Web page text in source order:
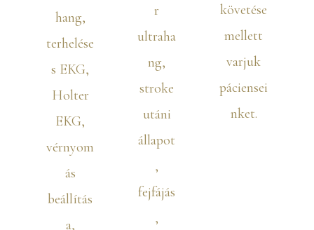
hang,
terhelése
s EKG,
Holter
EKG,
vérnyom
ás
beállítás
a,
r
ultraha
ng,
stroke
utáni
állapot
,
fejfájás
,
követése
mellett
varjuk
páciensei
nket.